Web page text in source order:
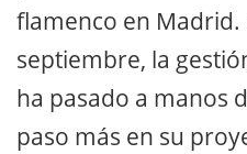
flamenco en Madrid.
septiembre, la
ha pasado a manos
paso más en su